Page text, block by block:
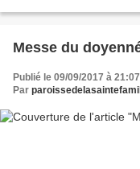
Messe du
Publié le 09/09/2017 à 21:07
Par